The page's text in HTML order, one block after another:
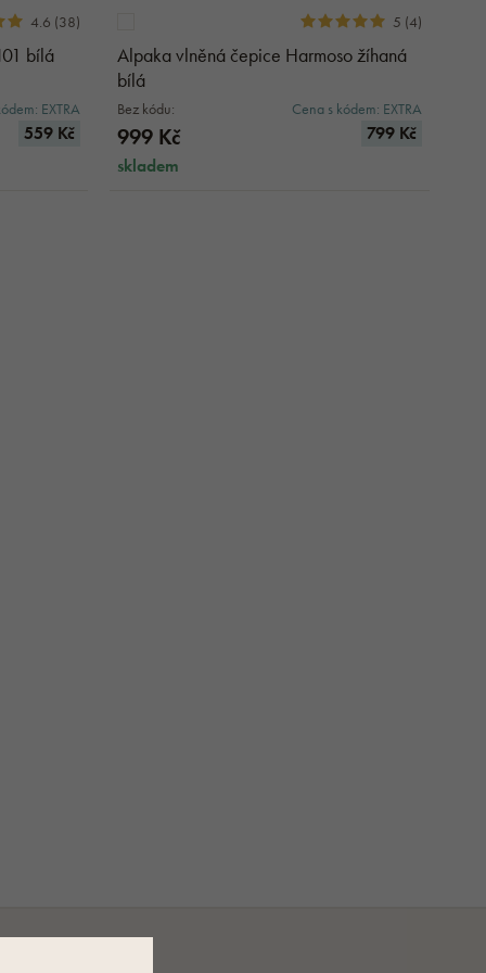
Župany
Teplákovky
DOPLŇKY K OBLEČENÍ
boty
Praní a sušení prádla
Domácí drogerie
4.6 (38)
bílá
EXTRA
559 Kč
5 (4)
Alpaka vlněná čepice Harmoso žíhaná
bílá
Bez kódu:
999 Kč
Cena s kódem: EXTRA
799 Kč
skladem